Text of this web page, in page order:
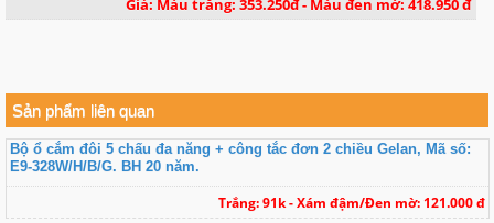
Giá: Màu trắng: 353.250đ - Màu đen mờ: 418.950 đ
Sản phẩm liên quan
Bộ ổ cắm đôi 5 chấu đa năng + công tắc đơn 2 chiều Gelan, Mã số:
E9-328W/H/B/G. BH 20 năm.
Trắng: 91k - Xám đậm/Đen mờ: 121.000 đ